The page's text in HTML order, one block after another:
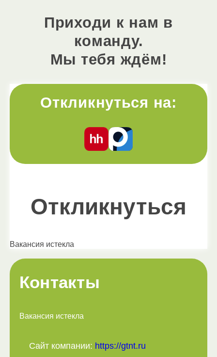
Приходи к нам в
команду.
Мы тебя ждём!
Откликнуться на:
Откликнуться
Вакансия истекла
Контакты
Вакансия истекла
Сайт компании: https://gtnt.ru